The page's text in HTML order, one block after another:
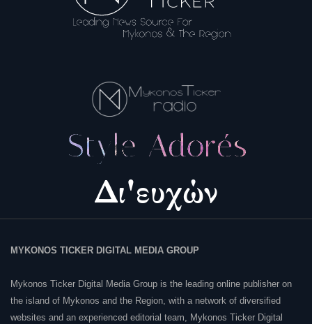
MYKONOS TICKER DIGITAL MEDIA GROUP
Mykonos Ticker Digital Media Group is the leading online publisher on
the island of Mykonos and the Region, with a network of diversified
websites and an experienced editorial team, Mykonos Ticker Digital